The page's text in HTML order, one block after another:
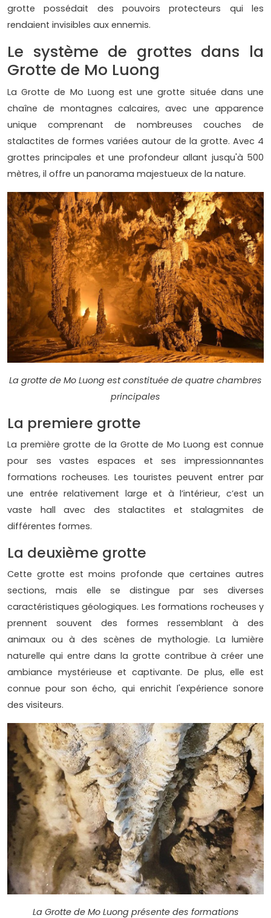
grotte possédait des pouvoirs protecteurs qui les
rendaient invisibles aux ennemis.
Le système de grottes dans la
Grotte de Mo Luong
La Grotte de Mo Luong est une grotte située dans une
chaîne de montagnes calcaires, avec une apparence
unique comprenant de nombreuses couches de
stalactites de formes variées autour de la grotte. Avec 4
grottes principales et une profondeur allant jusqu'à 500
mètres, il offre un panorama majestueux de la nature.
La grotte de Mo Luong est constituée de quatre chambres
principales
La premiere grotte
La première grotte de la Grotte de Mo Luong est connue
pour ses vastes espaces et ses impressionnantes
formations rocheuses. Les touristes peuvent entrer par
une entrée relativement large et à l’intérieur, c’est un
vaste hall avec des stalactites et stalagmites de
différentes formes.
La deuxième grotte
Cette grotte est moins profonde que certaines autres
sections, mais elle se distingue par ses diverses
caractéristiques géologiques. Les formations rocheuses y
prennent souvent des formes ressemblant à des
animaux ou à des scènes de mythologie. La lumière
naturelle qui entre dans la grotte contribue à créer une
ambiance mystérieuse et captivante. De plus, elle est
connue pour son écho, qui enrichit l'expérience sonore
des visiteurs.
La Grotte de Mo Luong présente des formations